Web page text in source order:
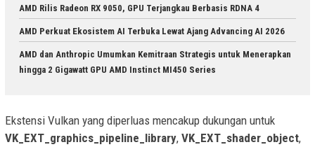
AMD Rilis Radeon RX 9050, GPU Terjangkau Berbasis RDNA 4
AMD Perkuat Ekosistem AI Terbuka Lewat Ajang Advancing AI 2026
AMD dan Anthropic Umumkan Kemitraan Strategis untuk Menerapkan
hingga 2 Gigawatt GPU AMD Instinct MI450 Series
Ekstensi Vulkan yang diperluas mencakup dukungan untuk
VK_EXT_graphics_pipeline_library, VK_EXT_shader_object,